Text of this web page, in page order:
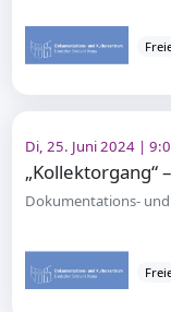
Di, 25. Juni 2024 |
Dokumentations-